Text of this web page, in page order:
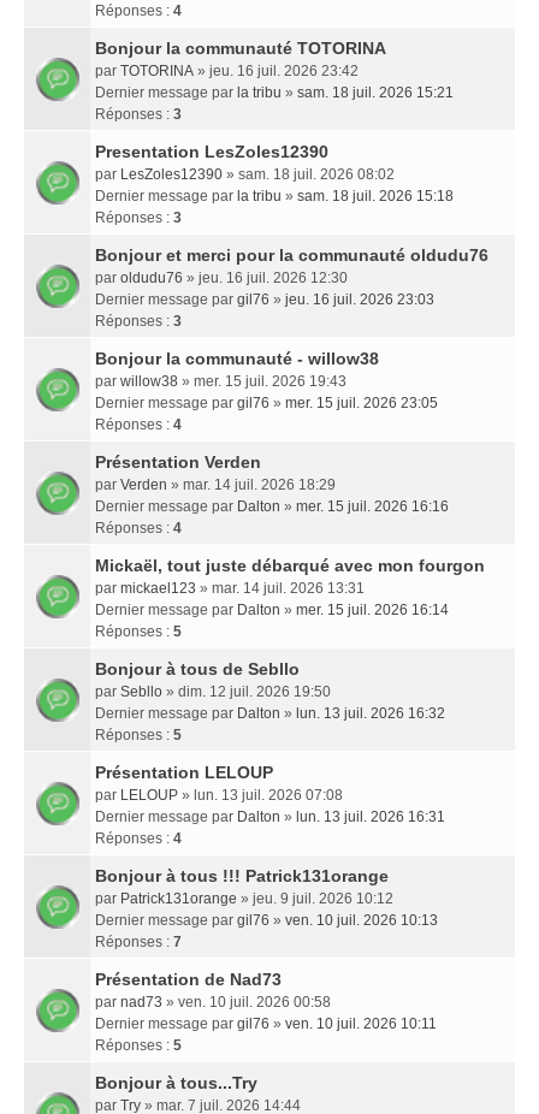
Réponses : 4
Bonjour la communauté TOTORINA
par TOTORINA » jeu. 16 juil. 2026 23:42
Dernier message par la tribu » sam. 18 juil. 2026 15:21
Réponses : 3
Presentation LesZoles12390
par LesZoles12390 » sam. 18 juil. 2026 08:02
Dernier message par la tribu » sam. 18 juil. 2026 15:18
Réponses : 3
Bonjour et merci pour la communauté oldudu76
par oldudu76 » jeu. 16 juil. 2026 12:30
Dernier message par gil76 » jeu. 16 juil. 2026 23:03
Réponses : 3
Bonjour la communauté - willow38
par willow38 » mer. 15 juil. 2026 19:43
Dernier message par gil76 » mer. 15 juil. 2026 23:05
Réponses : 4
Présentation Verden
par Verden » mar. 14 juil. 2026 18:29
Dernier message par Dalton » mer. 15 juil. 2026 16:16
Réponses : 4
Mickaël, tout juste débarqué avec mon fourgon
par mickael123 » mar. 14 juil. 2026 13:31
Dernier message par Dalton » mer. 15 juil. 2026 16:14
Réponses : 5
Bonjour à tous de Sebllo
par Sebllo » dim. 12 juil. 2026 19:50
Dernier message par Dalton » lun. 13 juil. 2026 16:32
Réponses : 5
Présentation LELOUP
par LELOUP » lun. 13 juil. 2026 07:08
Dernier message par Dalton » lun. 13 juil. 2026 16:31
Réponses : 4
Bonjour à tous !!! Patrick131orange
par Patrick131orange » jeu. 9 juil. 2026 10:12
Dernier message par gil76 » ven. 10 juil. 2026 10:13
Réponses : 7
Présentation de Nad73
par nad73 » ven. 10 juil. 2026 00:58
Dernier message par gil76 » ven. 10 juil. 2026 10:11
Réponses : 5
Bonjour à tous...Try
par Try » mar. 7 juil. 2026 14:44